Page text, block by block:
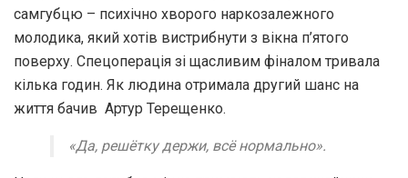
самгубцю – психічно хворого наркозалежного
молодика, який хотів вистрибнути з вікна п’ятого
поверху. Спецоперація зі щасливим фіналом тривала
кілька годин. Як людина отримала другий шанс на
життя бачив Артур Терещенко.
«Да, решётку держи, всё нормально».